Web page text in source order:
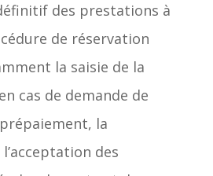
des prestations à
de réservation
la saisie de la
cas de demande de
la
des